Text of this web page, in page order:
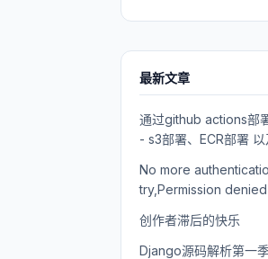
最新文章
通过github actions部
- s3部署、ECR部署
No more
try,Permission
创作者滞后的快乐
Django源码解析第一